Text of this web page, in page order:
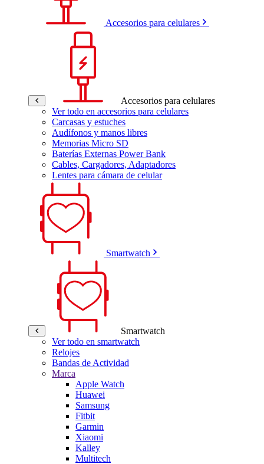
Accesorios para celulares
Accesorios para celulares
Ver todo en accesorios para celulares
Carcasas y estuches
Audífonos y manos libres
Memorias Micro SD
Baterías Externas Power Bank
Cables, Cargadores, Adaptadores
Lentes para cámara de celular
Smartwatch
Smartwatch
Ver todo en smartwatch
Relojes
Bandas de Actividad
Marca
Apple Watch
Huawei
Samsung
Fitbit
Garmin
Xiaomi
Kalley
Multitech